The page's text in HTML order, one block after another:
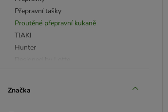
Přepravní tašky
Proutěné přepravní kukaně
TIAKI
Hunter
Značka